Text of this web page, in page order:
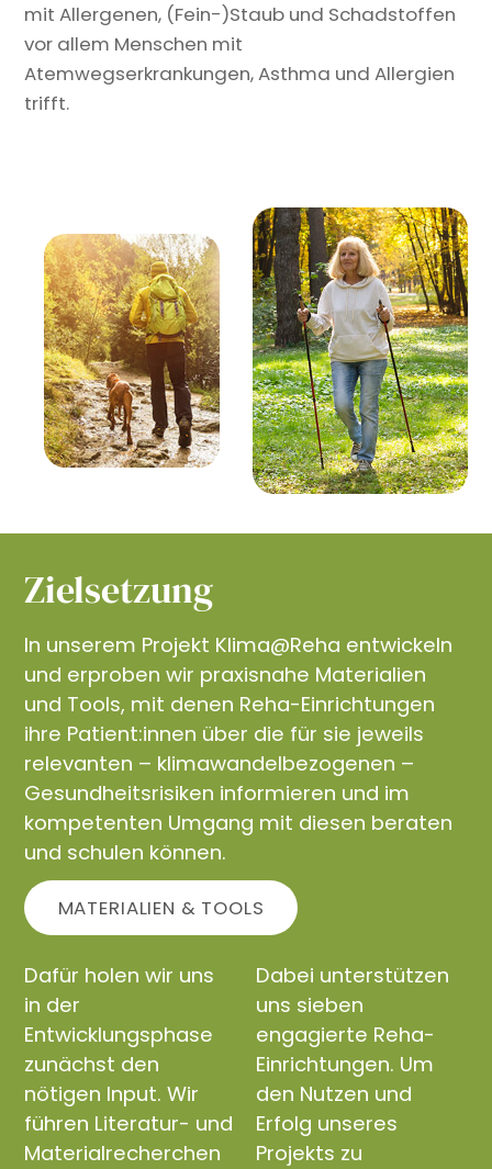
mit Allergenen, (Fein-)Staub und Schadstoffen
vor allem Menschen mit
Atemwegserkrankungen, Asthma und Allergien
trifft.
Zielsetzung
In unserem Projekt Klima@Reha entwickeln
und erproben wir praxisnahe Materialien
und Tools, mit denen Reha-Einrichtungen
ihre Patient:innen über die für sie jeweils
relevanten – klimawandelbezogenen –
Gesundheitsrisiken informieren und im
kompetenten Umgang mit diesen beraten
und schulen können.
MATERIALIEN & TOOLS
Dafür holen wir uns
in der
Entwicklungsphase
zunächst den
nötigen Input. Wir
führen Literatur- und
Materialrecherchen
Dabei unterstützen
uns sieben
engagierte Reha-
Einrichtungen. Um
den Nutzen und
Erfolg unseres
Projekts zu